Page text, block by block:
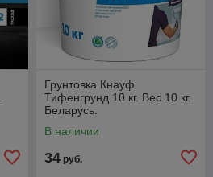
Грунтовка Кнауф
Тифенгрунд 10 кг. Вес 10 кг.
Беларусь.
В наличии
34 руб.